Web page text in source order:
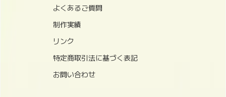
よくあるご質問
制作実績
リンク
特定商取引法に基づく表記
お問い合わせ